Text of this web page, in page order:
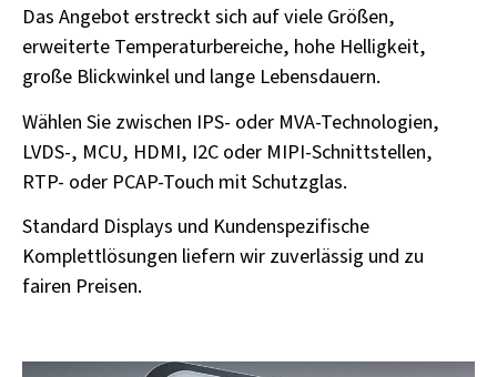
Das Angebot erstreckt sich auf viele Größen,
erweiterte Temperaturbereiche, hohe Helligkeit,
große Blickwinkel und lange Lebensdauern.
Wählen Sie zwischen IPS- oder MVA-Technologien,
LVDS-, MCU, HDMI, I2C oder MIPI-Schnittstellen,
RTP- oder PCAP-Touch mit Schutzglas.
Standard Displays und Kundenspezifische
Komplettlösungen liefern wir zuverlässig und zu
fairen Preisen.